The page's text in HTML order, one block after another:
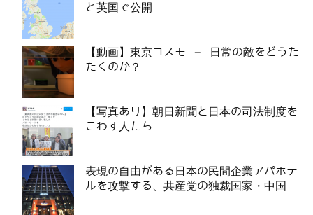
と英国で公開
【動画】東京コスモ – 日常の敵をどうた
たくのか？
【写真あり】朝日新聞と日本の司法制度を
こわす人たち
表現の自由がある日本の民間企業アパホテ
ルを攻撃する、共産党の独裁国家・中国